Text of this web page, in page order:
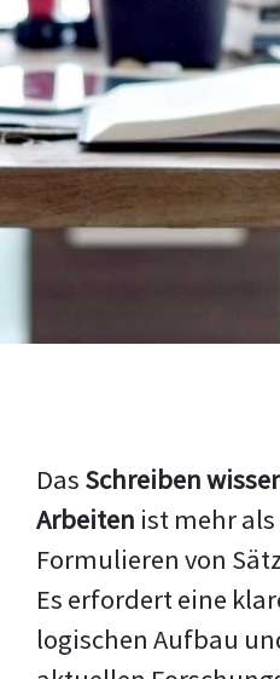
Das Schreiben
Arbeiten ist mehr
Formulieren von
Es erfordert eine
logischen Aufbau